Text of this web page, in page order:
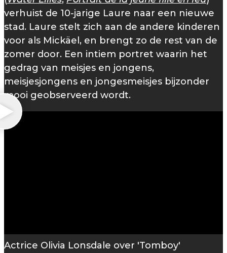
verhuist de 10-jarige Laure naar een nieuwe
stad. Laure stelt zich aan de andere kinderen
voor als Mickäel, en brengt zo de rest van de
zomer door. Een intiem portret waarin het
gedrag van meisjes en jongens,
meisjesjongens en jongesmeisjes bijzonder
mooi geobserveerd wordt.
Actrice Olivia Lonsdale over 'Tomboy'